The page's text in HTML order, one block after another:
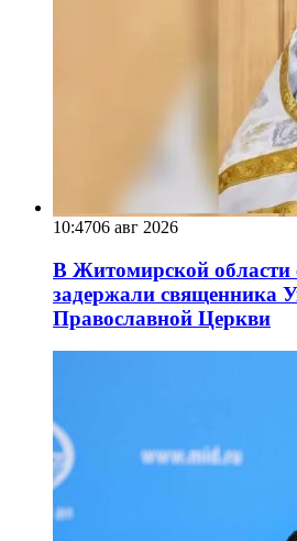
10:4706 авг 2026
В Житомирской
задержали священника
Православной Церкви